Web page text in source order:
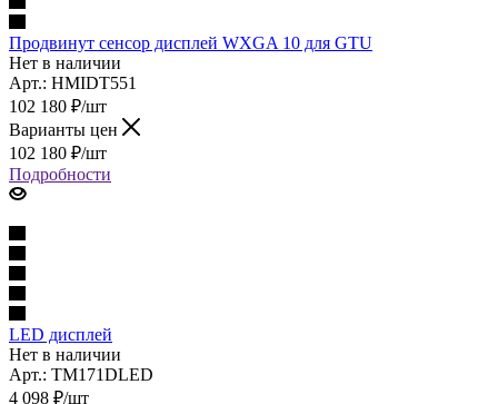
Продвинут сенсор дисплей WXGA 10 для GTU
Нет в наличии
Арт.: HMIDT551
102 180 ₽/шт
Варианты цен
102 180 ₽/шт
Подробности
LED дисплей
Нет в наличии
Арт.: TM171DLED
4 098 ₽/шт